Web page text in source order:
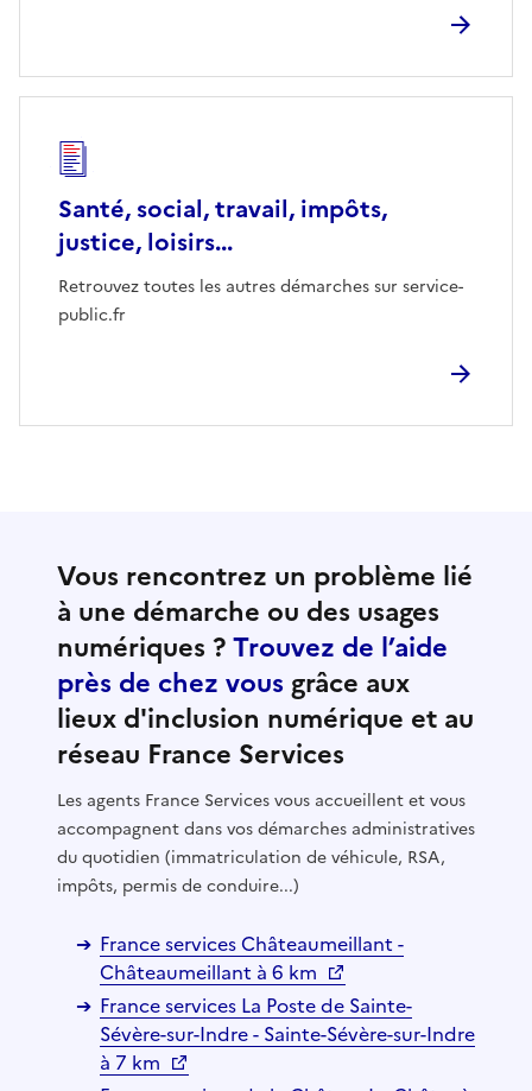
Santé, social, travail, impôts,
justice, loisirs...
Retrouvez toutes les autres démarches sur service-
public.fr
Vous rencontrez un problème lié
à une démarche ou des usages
numériques ?Trouvez de l’aide
près de chez vous grâce aux
lieux d'inclusion numérique et au
réseau France Services
Les agents France Services vous accueillent et vous
accompagnent dans vos démarches administratives
du quotidien (immatriculation de véhicule, RSA,
impôts, permis de conduire...)
France services Châteaumeillant -
Châteaumeillant à 6 km
France services La Poste de Sainte-
Sévère-sur-Indre - Sainte-Sévère-sur-Indre
à 7 km